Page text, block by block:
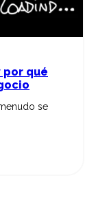
por qué
se